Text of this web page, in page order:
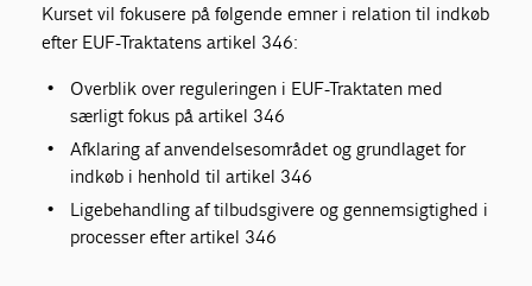
Kurset vil fokusere på følgende emner i relation til indkøb
efter EUF-Traktatens artikel 346:
Overblik over reguleringen i EUF-Traktaten med
særligt fokus på artikel 346
Afklaring af anvendelsesområdet og grundlaget for
indkøb i henhold til artikel 346
Ligebehandling af tilbudsgivere og gennemsigtighed i
processer efter artikel 346